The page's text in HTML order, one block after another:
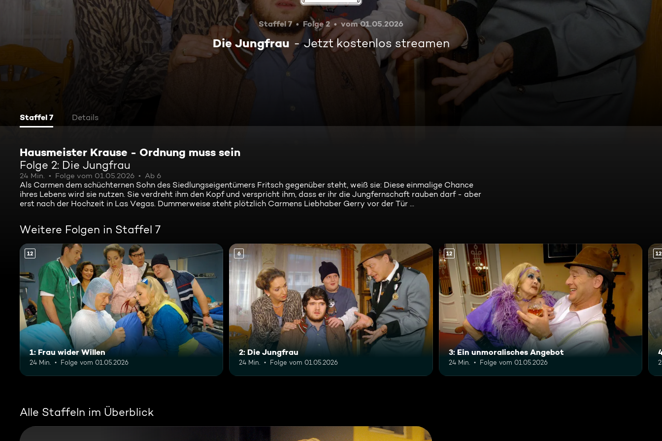
Staffel 7 Folge 2 vom 01.05.2026
Die Jungfrau Jetzt kostenlos streamen
Staffel 7 Details
Hausmeister Krause - Ordnung muss sein
Folge 2: Die Jungfrau
24 Min. Folge vom 01.05.2026 Ab 6
Als Carmen dem schüchternen Sohn des Siedlungseigentümers Fritsch gegenüber steht, weiß sie: Diese einmalige Chance
ihres Lebens wird sie nutzen. Sie verdreht ihm den Kopf und verspricht ihm, dass er ihr die Jungfernschaft rauben darf - aber
erst nach der Hochzeit in Las Vegas. Dummerweise steht plötzlich Carmens Liebhaber Gerry vor der Tür ...
Weitere Folgen in Staffel 7
12
1: Frau wider Willen
24 Min. Folge vom 01.05.2026
6
2: Die Jungfrau
24 Min. Folge vom 01.05.2026
12
3: Ein unmoralisches Angebot
24 Min. Folge vom 01.05.2026
12
Alle Staffeln im Überblick